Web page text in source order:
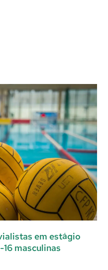
em estágio
masculinas